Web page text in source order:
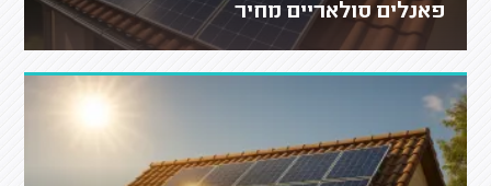
פאנלים סולאריים מחיר